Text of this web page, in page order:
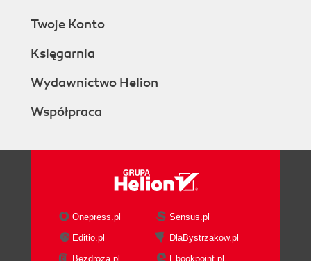
Twoje Konto
Księgarnia
Wydawnictwo Helion
Współpraca
Onepress.pl
Sensus.pl
Editio.pl
DlaBystrzakow.pl
Bezdroza.pl
Ebookpoint.pl